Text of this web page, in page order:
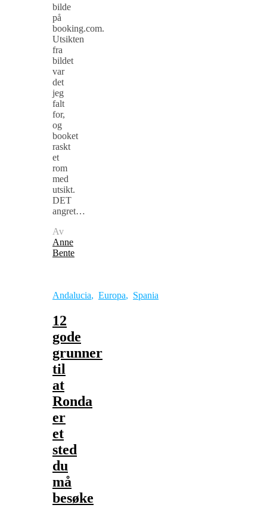
bilde
på
booking.com.
Utsikten
fra
bildet
var
det
jeg
falt
for,
og
booket
raskt
et
rom
med
utsikt.
DET
angret…
Av
Anne
Bente
Andalucia, Europa, Spania
12
gode
grunner
til
at
Ronda
er
et
sted
du
må
besøke